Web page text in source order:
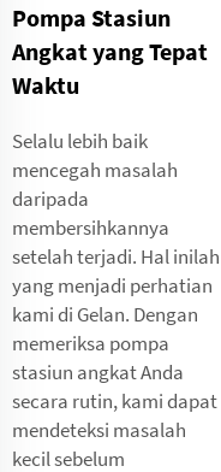
Pompa Stasiun
Angkat yang Tepat
Waktu
Selalu lebih baik
mencegah masalah
daripada
membersihkannya
setelah terjadi. Hal inilah
yang menjadi perhatian
kami di Gelan. Dengan
memeriksa pompa
stasiun angkat Anda
secara rutin, kami dapat
mendeteksi masalah
kecil sebelum